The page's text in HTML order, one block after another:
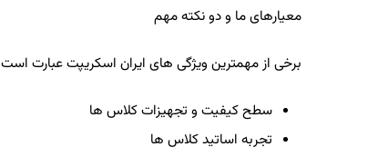
معیارهای ما و دو نکته مهم
برخی از مهمترین ویژگی های ایران اسکریپت عبارت است از:
سطح کیفیت و تجهیزات کلاس ها
تجربه اساتید کلاس ها